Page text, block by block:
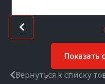
Показать
Вернуться к списку